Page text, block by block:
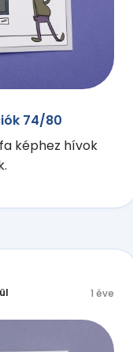
74/80
képhez hívok
1 éve